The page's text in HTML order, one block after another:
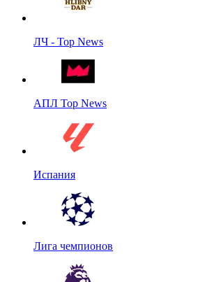
ЛЧ - Top News
АПЛ Top News
Испания
Лига чемпионов